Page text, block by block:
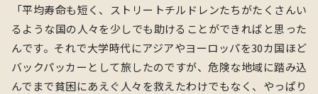
「平均寿命も短く、ストリートチルドレンたちがたくさんい
るような国の人々を少しでも助けることができればと思った
んです。それで大学時代にアジアやヨーロッパを30カ国ほど
バックパッカーとして旅したのですが、危険な地域に踏み込
んでまで貧困にあえぐ人々を救えたわけでもなく、やっぱり